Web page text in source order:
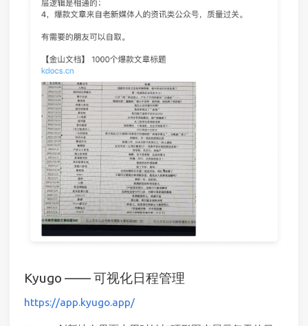
Kyugo —— 可视化日程管理
https://app.kyugo.app/